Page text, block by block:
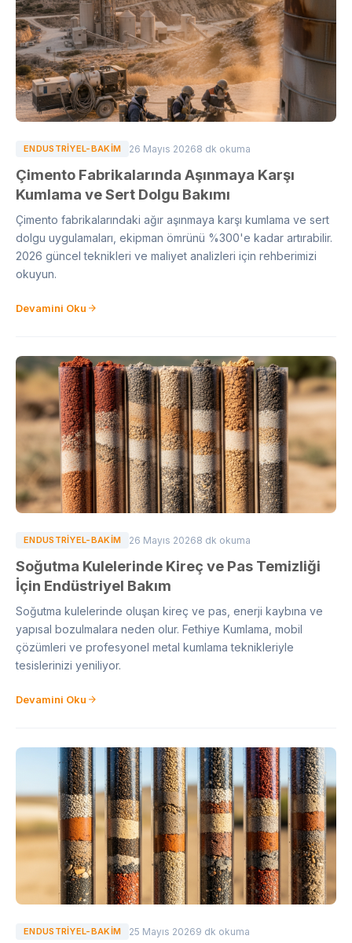
ENDUSTRIYEL-BAKIM 26 Mayıs 20268 dk okuma
Çimento Fabrikalarında Aşınmaya Karşı
Kumlama ve Sert Dolgu Bakımı
Çimento fabrikalarındaki ağır aşınmaya karşı kumlama ve sert
dolgu uygulamaları, ekipman ömrünü %300'e kadar artırabilir.
2026 güncel teknikleri ve maliyet analizleri için rehberimizi
okuyun.
Devamini Oku
ENDUSTRIYEL-BAKIM 26 Mayıs 20268 dk okuma
Soğutma Kulelerinde Kireç ve Pas Temizliği
İçin Endüstriyel Bakım
Soğutma kulelerinde oluşan kireç ve pas, enerji kaybına ve
yapısal bozulmalara neden olur. Fethiye Kumlama, mobil
çözümleri ve profesyonel metal kumlama teknikleriyle
tesislerinizi yeniliyor.
Devamini Oku
ENDUSTRIYEL-BAKIM 25 Mayıs 20269 dk okuma